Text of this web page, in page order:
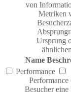
von
Metriken
Ursprung
Name
Performance
Besucher